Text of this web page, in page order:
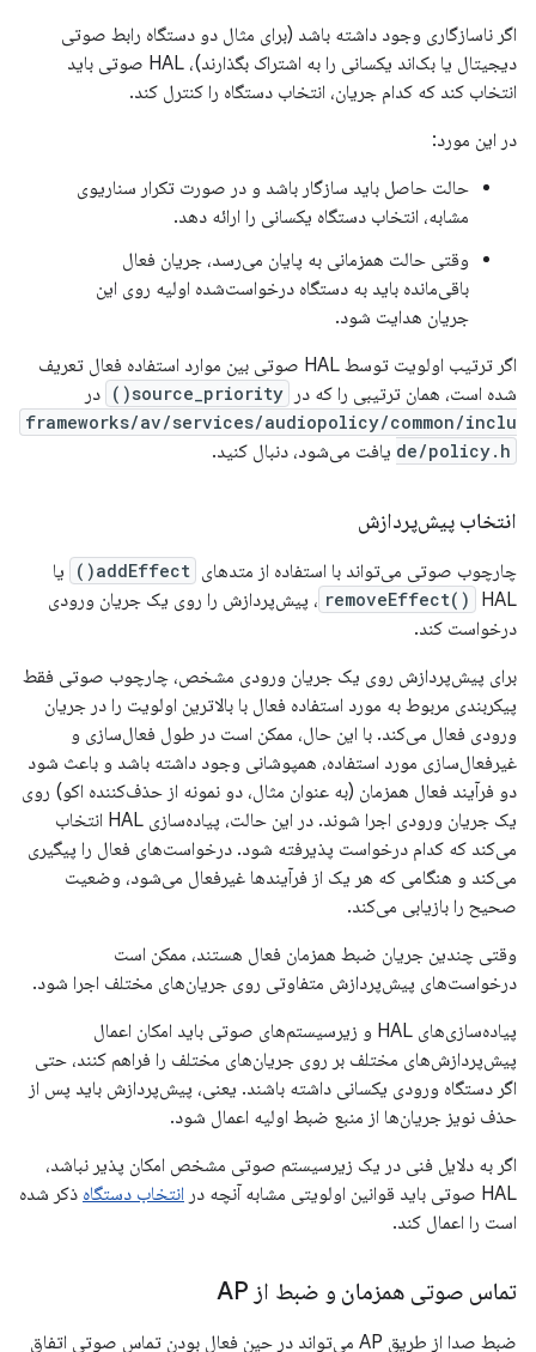
اگر ناسازگاری وجود داشته باشد (برای مثال دو دستگاه رابط صوتی
دیجیتال یا بک‌اند یکسانی را به اشتراک بگذارند)، HAL صوتی باید
انتخاب کند که کدام جریان، انتخاب دستگاه را کنترل کند.
در این مورد:
حالت حاصل باید سازگار باشد و در صورت تکرار سناریوی
مشابه، انتخاب دستگاه یکسانی را ارائه دهد.
وقتی حالت همزمانی به پایان می‌رسد، جریان فعال
باقی‌مانده باید به دستگاه درخواست‌شده اولیه روی این
جریان هدایت شود.
اگر ترتیب اولویت توسط HAL صوتی بین موارد استفاده فعال تعریف
شده است، همان ترتیبی را که در
source_priority() در
frameworks/av/services/audiopolicy/common/inclu
de/policy.h یافت می‌شود، دنبال کنید.
انتخاب پیش‌پردازش
چارچوب صوتی می‌تواند با استفاده از متدهای addEffect() یا
removeEffect() HAL، پیش‌پردازش را روی یک جریان ورودی
درخواست کند.
برای پیش‌پردازش روی یک جریان ورودی مشخص، چارچوب صوتی فقط
پیکربندی مربوط به مورد استفاده فعال با بالاترین اولویت را در جریان
ورودی فعال می‌کند. با این حال، ممکن است در طول فعال‌سازی و
غیرفعال‌سازی مورد استفاده، همپوشانی وجود داشته باشد و باعث شود
دو فرآیند فعال همزمان (به عنوان مثال، دو نمونه از حذف‌کننده اکو) روی
یک جریان ورودی اجرا شوند. در این حالت، پیاده‌سازی HAL انتخاب
می‌کند که کدام درخواست پذیرفته شود. درخواست‌های فعال را پیگیری
می‌کند و هنگامی که هر یک از فرآیندها غیرفعال می‌شود، وضعیت
صحیح را بازیابی می‌کند.
وقتی چندین جریان ضبط همزمان فعال هستند، ممکن است
درخواست‌های پیش‌پردازش متفاوتی روی جریان‌های مختلف اجرا شود.
پیاده‌سازی‌های HAL و زیرسیستم‌های صوتی باید امکان اعمال
پیش‌پردازش‌های مختلف بر روی جریان‌های مختلف را فراهم کنند، حتی
اگر دستگاه ورودی یکسانی داشته باشند. یعنی، پیش‌پردازش باید پس از
حذف نویز جریان‌ها از منبع ضبط اولیه اعمال شود.
اگر به دلایل فنی در یک زیرسیستم صوتی مشخص امکان پذیر نباشد،
HAL صوتی باید قوانین اولویتی مشابه آنچه در
انتخاب دستگاه ذکر شده
است را اعمال کند.
تماس صوتی همزمان و ضبط از AP
ضبط صدا از طریق AP می‌تواند در حین فعال بودن تماس صوتی اتفاق